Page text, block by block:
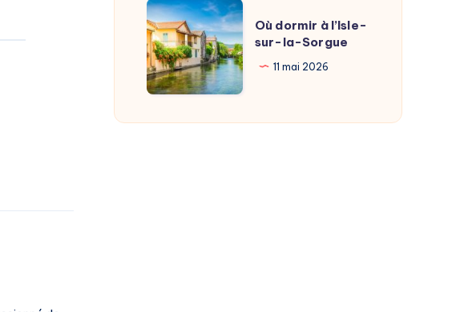
Où
dormir
à
l’Isle-
sur-
la-
Où dormir à l’Isle-
sur-la-Sorgue
11 mai 2026